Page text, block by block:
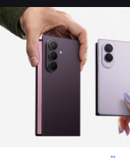
Sertifika
Yetenek Testleri